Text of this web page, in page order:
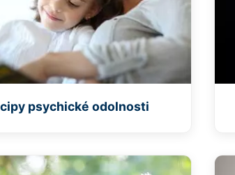
psychické odolnosti